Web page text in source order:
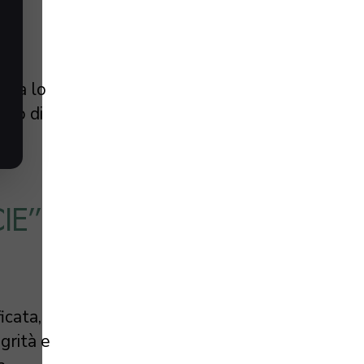
ha lo
di
e